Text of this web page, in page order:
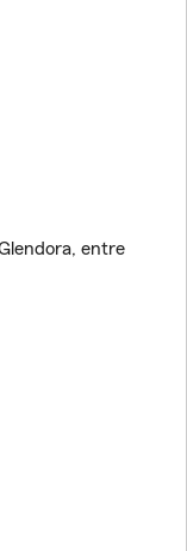
entre